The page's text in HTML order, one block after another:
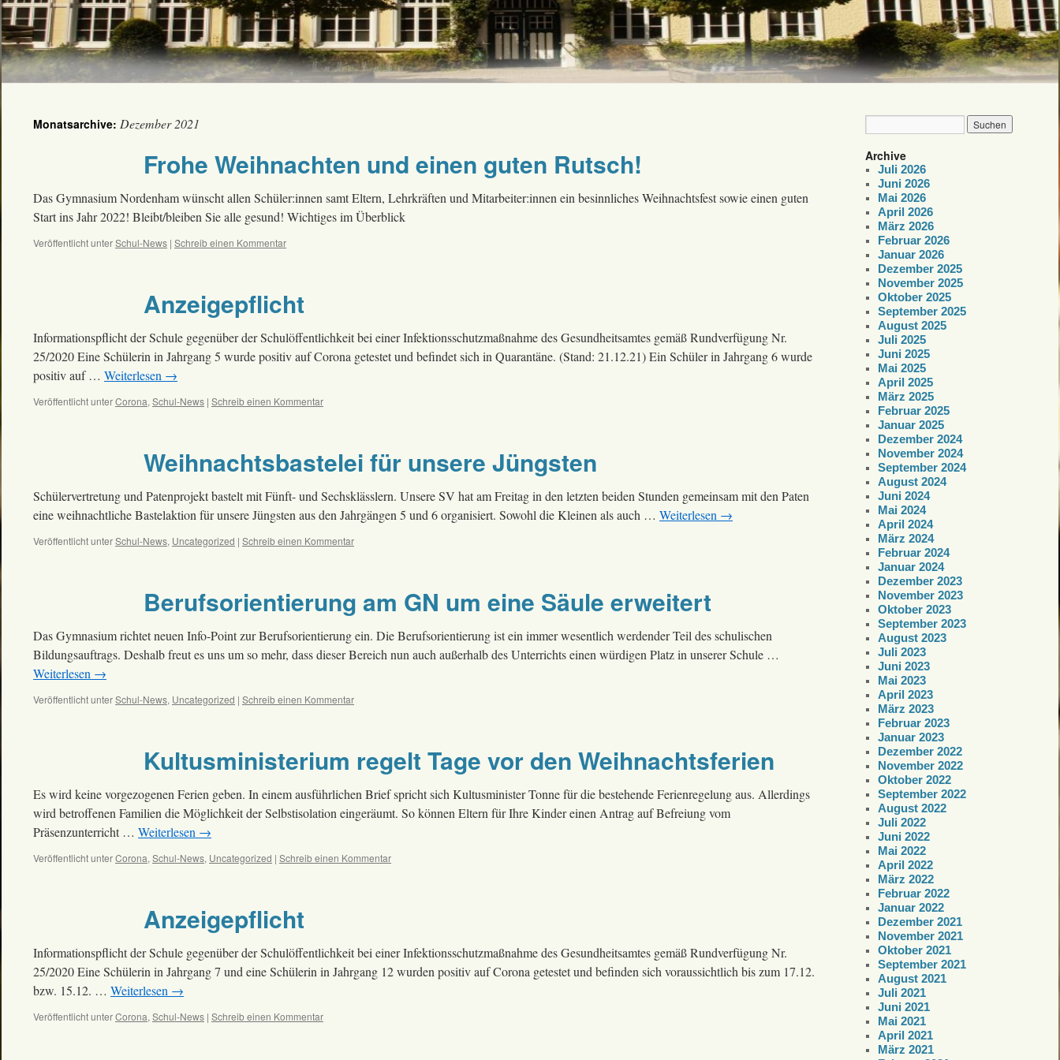
Monatsarchive: Dezember 2021
Frohe Weihnachten und einen guten Rutsch!
Das Gymnasium Nordenham wünscht allen Schüler:innen samt Eltern, Lehrkräften und Mitarbeiter:innen ein besinnliches Weihnachtsfest sowie einen guten
Start ins Jahr 2022! Bleibt/bleiben Sie alle gesund! Wichtiges im Überblick
Veröffentlicht unterSchul-News | Schreib einen Kommentar
Anzeigepflicht
Informationspflicht der Schule gegenüber der Schulöffentlichkeit bei einer Infektionsschutzmaßnahme des Gesundheitsamtes gemäß Rundverfügung Nr.
25/2020 Eine Schülerin in Jahrgang 5 wurde positiv auf Corona getestet und befindet sich in Quarantäne. (Stand: 21.12.21) Ein Schüler in Jahrgang 6 wurde
positiv auf … Weiterlesen →
Veröffentlicht unterCorona, Schul-News | Schreib einen Kommentar
Weihnachtsbastelei für unsere Jüngsten
Schülervertretung und Patenprojekt bastelt mit Fünft- und Sechsklässlern. Unsere SV hat am Freitag in den letzten beiden Stunden gemeinsam mit den Paten
eine weihnachtliche Bastelaktion für unsere Jüngsten aus den Jahrgängen 5 und 6 organisiert. Sowohl die Kleinen als auch … Weiterlesen →
Veröffentlicht unterSchul-News, Uncategorized | Schreib einen Kommentar
Berufsorientierung am GN um eine Säule erweitert
Das Gymnasium richtet neuen Info-Point zur Berufsorientierung ein. Die Berufsorientierung ist ein immer wesentlich werdender Teil des schulischen
Bildungsauftrags. Deshalb freut es uns um so mehr, dass dieser Bereich nun auch außerhalb des Unterrichts einen würdigen Platz in unserer Schule …
Weiterlesen →
Veröffentlicht unterSchul-News, Uncategorized | Schreib einen Kommentar
Kultusministerium regelt Tage vor den Weihnachtsferien
Es wird keine vorgezogenen Ferien geben. In einem ausführlichen Brief spricht sich Kultusminister Tonne für die bestehende Ferienregelung aus. Allerdings
wird betroffenen Familien die Möglichkeit der Selbstisolation eingeräumt. So können Eltern für Ihre Kinder einen Antrag auf Befreiung vom
Präsenzunterricht … Weiterlesen →
Veröffentlicht unterCorona, Schul-News, Uncategorized | Schreib einen Kommentar
Anzeigepflicht
Informationspflicht der Schule gegenüber der Schulöffentlichkeit bei einer Infektionsschutzmaßnahme des Gesundheitsamtes gemäß Rundverfügung Nr.
25/2020 Eine Schülerin in Jahrgang 7 und eine Schülerin in Jahrgang 12 wurden positiv auf Corona getestet und befinden sich voraussichtlich bis zum 17.12.
bzw. 15.12. … Weiterlesen →
Veröffentlicht unterCorona, Schul-News | Schreib einen Kommentar
Archive
Juli 2026
Juni 2026
Mai 2026
April 2026
März 2026
Februar 2026
Januar 2026
Dezember 2025
November 2025
Oktober 2025
September 2025
August 2025
Juli 2025
Juni 2025
Mai 2025
April 2025
März 2025
Februar 2025
Januar 2025
Dezember 2024
November 2024
September 2024
August 2024
Juni 2024
Mai 2024
April 2024
März 2024
Februar 2024
Januar 2024
Dezember 2023
November 2023
Oktober 2023
September 2023
August 2023
Juli 2023
Juni 2023
Mai 2023
April 2023
März 2023
Februar 2023
Januar 2023
Dezember 2022
November 2022
Oktober 2022
September 2022
August 2022
Juli 2022
Juni 2022
Mai 2022
April 2022
März 2022
Februar 2022
Januar 2022
Dezember 2021
November 2021
Oktober 2021
September 2021
August 2021
Juli 2021
Juni 2021
Mai 2021
April 2021
März 2021